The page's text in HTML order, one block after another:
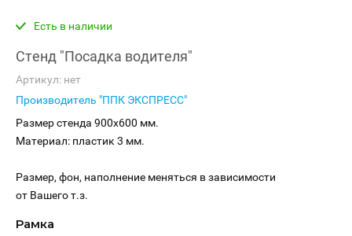
Есть в наличии
Стенд "Посадка водителя"
Артикул: нет
Производитель "ППК ЭКСПРЕСС"
Размер стенда 900х600 мм.
Материал: пластик 3 мм.
Размер, фон, наполнение меняться в зависимости
от Вашего т.з.
Рамка